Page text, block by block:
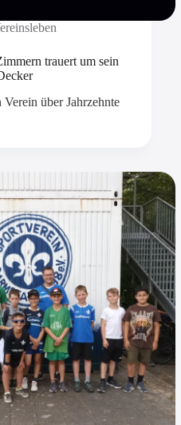
trauert um sein
über Jahrzehnte